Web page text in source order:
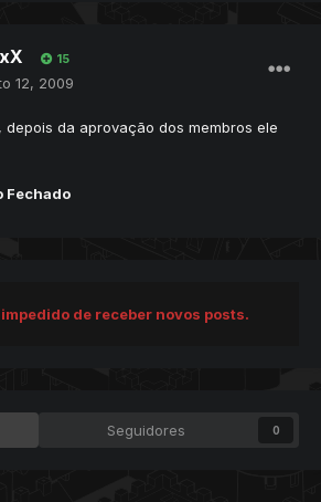
15
12, 2009
depois da aprovação dos membros ele
Fechado
de receber novos posts.
Seguidores 0